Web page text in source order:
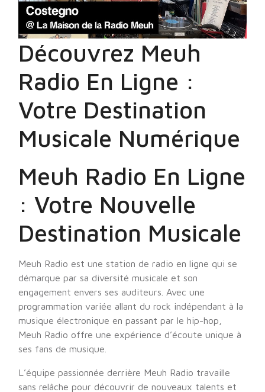
Découvrez Meuh
Radio En Ligne :
Votre Destination
Musicale Numérique
Meuh Radio En Ligne
: Votre Nouvelle
Destination Musicale
Meuh Radio est une station de radio en ligne qui se
démarque par sa diversité musicale et son
engagement envers ses auditeurs. Avec une
programmation variée allant du rock indépendant à la
musique électronique en passant par le hip-hop,
Meuh Radio offre une expérience d’écoute unique à
ses fans de musique.
L’équipe passionnée derrière Meuh Radio travaille
sans relâche pour découvrir de nouveaux talents et